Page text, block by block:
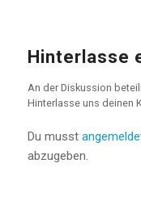
Hinterlasse
An der Diskussion
Hinterlasse uns deinen
Du musst
abzugeben.